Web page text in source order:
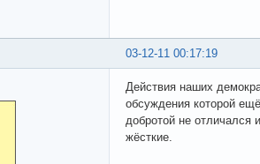
03-12-11 00:17:19
Действия наших
обсуждения которой
добротой не отличался
жёсткие.